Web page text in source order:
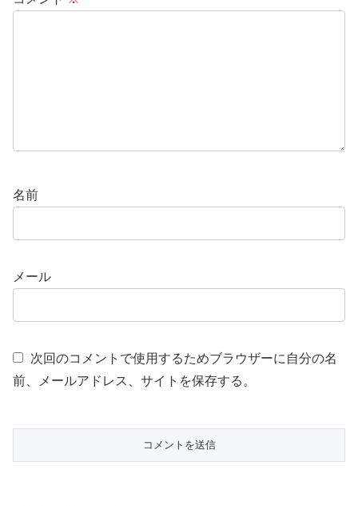
名前
メール
次回のコメントで使用するためブラウザーに自分の名
前、メールアドレス、サイトを保存する。